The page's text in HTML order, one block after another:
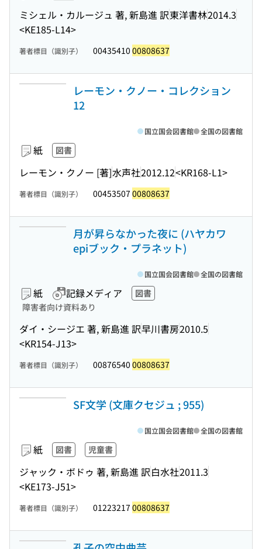
ミシェル・カルージュ 著, 新島進 訳東洋書林2014.3
<KE185-L14>
著者標目（識別子） 00435410 00808637
レーモン・クノー・コレクション
12
紙 図書
レーモン・クノー [著]水声社2012.12<KR168-L1>
国立国会図書館 全国の図書館
著者標目（識別子） 00453507 00808637
月が昇らなかった夜に (ハヤカワ
epiブック・プラネット)
紙 記録メディア
図書
障害者向け資料あり
ダイ・シージエ 著, 新島進 訳早川書房2010.5
<KR154-J13>
国立国会図書館 全国の図書館
著者標目（識別子） 00876540 00808637
SF文学 (文庫クセジュ ; 955)
紙 図書 児童書
ジャック・ボドゥ 著, 新島進 訳白水社2011.3
<KE173-J51>
国立国会図書館 全国の図書館
著者標目（識別子） 01223217 00808637